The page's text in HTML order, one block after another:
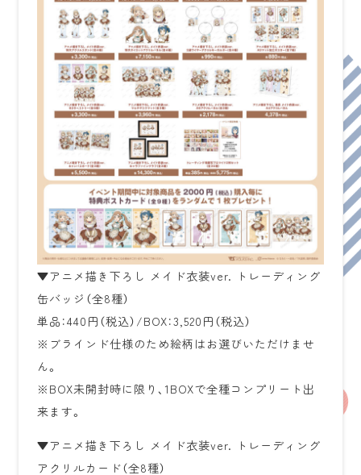
▼アニメ描き下ろし メイド衣装ver. トレーディング
缶バッジ（全8種）
単品：440円（税込）/BOX：3,520円（税込）
※ブラインド仕様のため絵柄はお選びいただけませ
ん。
※BOX未開封時に限り、1BOXで全種コンプリート出
来ます。
▼アニメ描き下ろし メイド衣装ver. トレーディング
アクリルカード（全8種）